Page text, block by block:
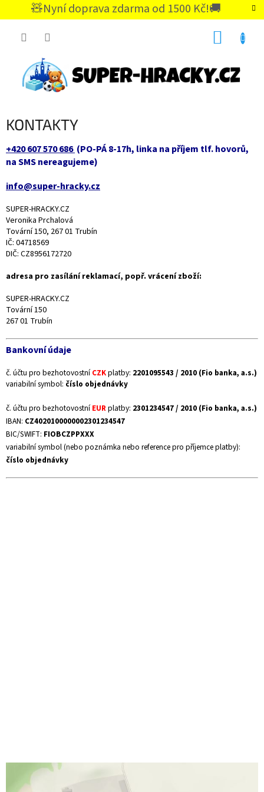
🧸Nyní doprava zdarma od 1500 Kč!🚚
CZK
KONTAKTY
+420 607 570 686(PO-PÁ 8-17h, linka na příjem tlf. hovorů,
na SMS nereagujeme)
info@super-hracky.cz
SUPER-HRACKY.CZ
Veronika Prchalová
Tovární 150, 267 01 Trubín
IČ: 04718569
DIČ: CZ8956172720
adresa pro zasílání reklamací, popř. vrácení zboží:
SUPER-HRACKY.CZ
Tovární 150
267 01 Trubín
Bankovní údaje
č. účtu pro bezhotovostníCZKplatby: 2201095543 / 2010 (Fio banka, a.s.)
variabilní symbol: číslo objednávky
č. účtu pro bezhotovostníEURplatby: 2301234547 / 2010 (Fio banka, a.s.)
IBAN: CZ4020100000002301234547
BIC/SWIFT: FIOBCZPPXXX
variabilní symbol (nebo poznámka nebo reference pro příjemce platby):
číslo objednávky